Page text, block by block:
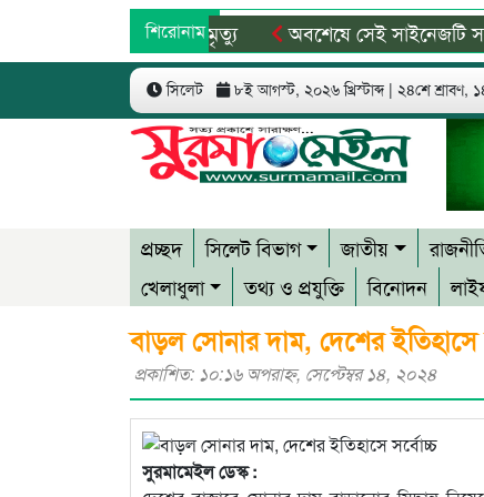
শিরোনাম অবশেষে সেই সাইনেজটি সরানোর
৫ আগস্টের বিজয় গণতন্ত্রকামী
সিলেট ৮ই আগস্ট, ২০২৬ খ্রিস্টাব্দ | ২৪শে শ্রাবণ,
প্রচ্ছদ সিলেট বিভাগ জাতীয়
খেলাধুলা
তথ্য ও প্রযুক্তি বিনোদন
বাড়ল সোনার দাম, দেশের ইতিহাসে
প্রকাশিত: ১০:১৬ অপরাহ্ণ, সেপ্টেম্বর ১৪, ২০২৪
সুরমামেইল ডেস্ক :